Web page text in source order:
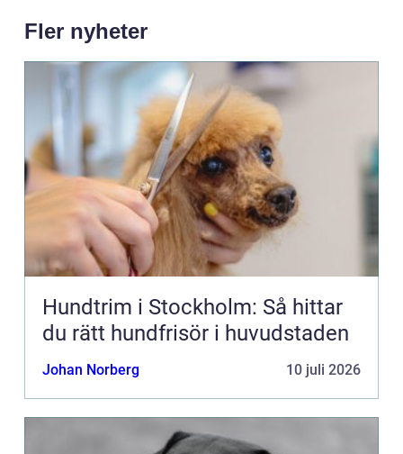
Fler nyheter
Hundtrim i Stockholm: Så hittar
du rätt hundfrisör i huvudstaden
Johan Norberg 10 juli 2026